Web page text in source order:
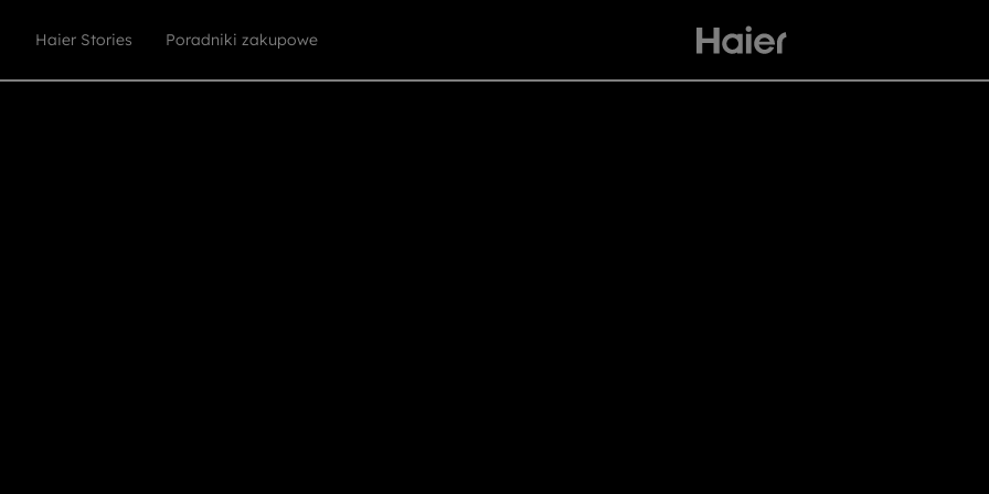
Haier Stories Poradniki zakupowe